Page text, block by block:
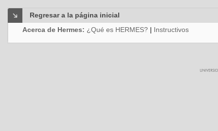
Regresar a la página inicial
Acerca de Hermes: ¿Qué es HERMES? | Instructivos